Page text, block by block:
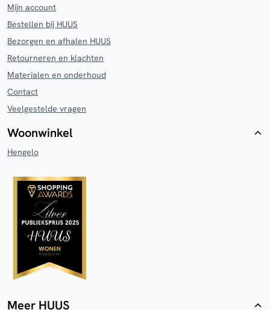
Mijn account
Bestellen bij HUUS
Bezorgen en afhalen HUUS
Retourneren en klachten
Materialen en onderhoud
Contact
Veelgestelde vragen
Woonwinkel
Hengelo
Meer HUUS